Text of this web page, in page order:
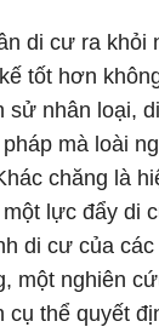
di cư ra khỏi
tốt hơn
sử nhân loại,
mà loài
chăng là
lực đẩy di
di cư của
một nghiên
cụ thể quyết